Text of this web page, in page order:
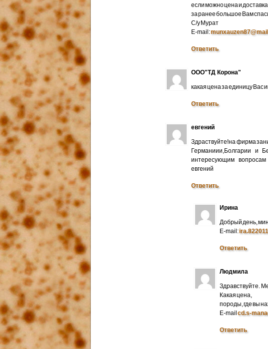
если можно цена и доставка
за ранее большое Вам
С/у Мурат
E-mail:
Ответить
ООО"ТД Корона"
какая цена за единицу Вас
Ответить
евгений
Здраствуйте!на фирма
Германиии,Болгарии и
интересующим
евгений
Ответить
Ирина
Добрый день,
E-mail:
Ответить
Людмила
Здравствуйте.
Какая цена,
породы, где вы
E-mailcd.s-
Ответить